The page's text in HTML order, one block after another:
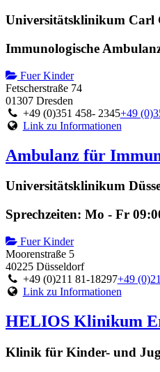
Universitätsklinikum Carl
Immunologische
Fuer Kinder
Fetscherstraße 74
01307 Dresden
+49 (0)351 458- 2345+49
Link zu Informationen
Ambulanz für
Universitätsklinikum
Sprechzeiten: Mo - Fr
Fuer Kinder
Moorenstraße 5
40225 Düsseldorf
+49 (0)211 81-18297+49
Link zu Informationen
HELIOS Klinikum
Klinik für Kinder- und